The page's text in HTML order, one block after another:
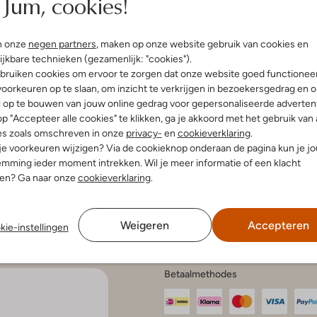
onze negen partners, maken op onze website gebruik van cookies en
technieken (gezamenlijk: "cookies").
cookies om ervoor te zorgen dat onze website goed
op te slaan, om inzicht te verkrijgen in bezoekersgedrag en
op te bouwen van jouw online gedrag voor gepersonaliseerde
"Accepteer alle cookies" te klikken, ga je akkoord met het gebruik van
zoals omschreven in onze privacy- en cookieverklaring.
voorkeuren wijzigen? Via de cookieknop onderaan de pagina kun je
ieder moment intrekken. Wil je meer informatie of een klacht
Ga naar onzecookieverklaring.
instellingen Weigeren Accepteren
en bezorgen
retourneren
en onderhoud
onderhoud
kortingscodes
klachten
voorwaarden
Account
Mijn account
Veelgestelde vragen
Bekijk
Betaalmethodes